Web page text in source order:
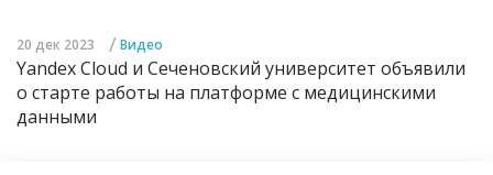
20 дек 2023 / Видео
Yandex Cloud и Сеченовский университет объявили
о старте работы на платформе с медицинскими
данными